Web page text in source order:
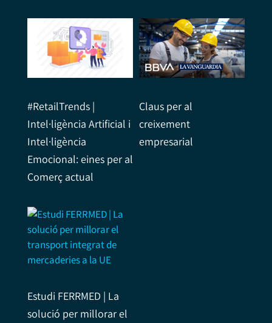
#RetailTrends |
Intel·ligència Artificial i
Intel·ligència
Emocional: eines per al
Comerç actual
Claus per al
creixement
empresarial
Estudi FERRMED | La
solució per millorar el